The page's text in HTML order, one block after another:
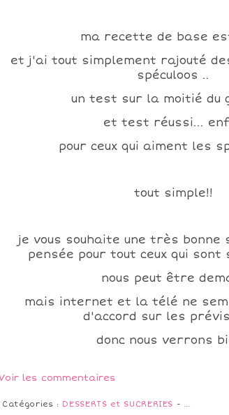
ma recette de base
et j'ai tout simplement rajouté
spéculoos ..
un test sur la moitié du
et test réussi...
pour ceux qui aiment les
tout simple!!
je vous souhaite une très bonne
pensée pour tout ceux qui sont
nous peut être
mais internet et la télé ne
d'accord sur les
donc nous verrons
Voir les commentaires
Catégories : DESSERTS et SUCRERIES - …